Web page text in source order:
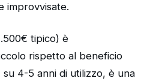
improvvisate.
tipico) è
rispetto al beneficio
4-5 anni di utilizzo, è una